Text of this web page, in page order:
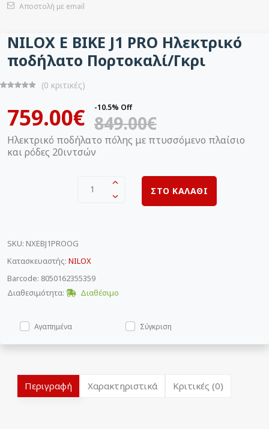
Αποστολή με email
NILOX E BIKE J1 PRO Ηλεκτρικό
ποδήλατο Πορτοκαλί/Γκρι
(0 κριτικές)
759.00€ -10.5% Off
849.00€
Ηλεκτρικό ποδήλατο πόλης με πτυσσόμενο πλαίσιο
και ρόδες 20ιντσών
1 ΣΤΟ ΚΑΛΑΘΙ
SKU: NXEBJ1PROOG
Κατασκευαστής: NILOX
Barcode: 8050162355359
Διαθεσιμότητα:
Διαθέσιμο
Αγαπημένα Σύγκριση
Περιγραφή Χαρακτηριστικά Κριτικές (0)